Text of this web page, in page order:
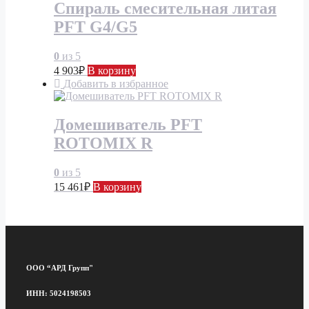
Спираль смесительная литая
PFT G4/G5
0 из 5
4 903₽ В корзину
Добавить в избранное
Домешиватель PFT
ROTOMIX R
0 из 5
15 461₽ В корзину
ООО “АРД Групп"
ИНН: 5024198503